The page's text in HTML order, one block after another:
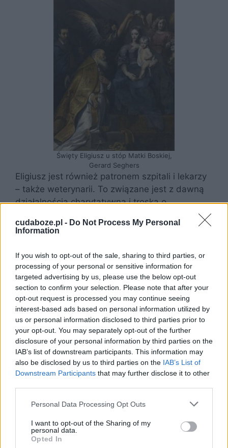
cudaboze.pl - Do Not Process My Personal
Information
If you wish to opt-out of the sale, sharing to third parties, or
processing of your personal or sensitive information for
targeted advertising by us, please use the below opt-out
section to confirm your selection. Please note that after your
opt-out request is processed you may continue seeing
interest-based ads based on personal information utilized by
us or personal information disclosed to third parties prior to
your opt-out. You may separately opt-out of the further
disclosure of your personal information by third parties on the
IAB’s list of downstream participants. This information may
also be disclosed by us to third parties on the IAB’s List of
Downstream Participants that may further disclose it to other
Personal Data Processing Opt Outs
I want to opt-out of the Sharing of my
personal data.
Opted In
Święty Eligiusz u stóp Matki Boskiej,
Gerard Seghers
Eligiusz jest również patronem szpitali i lekarzy
– także weterynarii. To związane jest z dawną
działalnością charytatywną i troską o
potrzebujących. Jego postawa życiowa, pełna
empatii i poświęcenia, sprawia, że placówki
symbol opieki i wsparcia dla chorych. W tej roli
Eligiusz symbolizuje nadzieję na lepsze jutro dla
tych, którzy cierpią. Oprócz tego, przypisuje mu
się dar uzdrawiania. Ta legenda związana jest z
działalnością jako biskupa i opiekuna ubogich.
Ludzie wierzą, że modlitwy mogą przynieść
ulgę w cierpieniu. Jego postać jest symbolem
pocieszenia i nadziei dla tych, którzy zmagają
się z chorobami.